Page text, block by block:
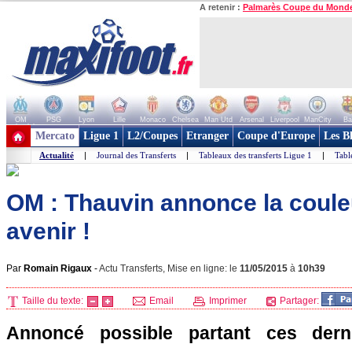
A retenir : Palmarès Coupe du
OM PSG Lyon Lille Monaco Chelsea Man Utd Arsenal Liverpool ManCity
+ de clubs
Mercato Ligue 1 L2/Coupes Etranger Coupe d'Europe Les
Actualité | Journal des Transferts | Tableaux des transferts Ligue 1 |
OM : Thauvin annonce la
avenir !
Par Romain Rigaux -Actu Transferts, Mise en ligne: le 11/05/2015 à 10h39
Taille du texte: Email Imprimer Partager:
Annoncé possible partant ces